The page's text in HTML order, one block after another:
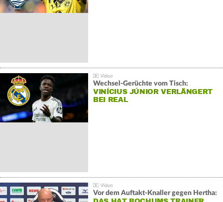
Wechsel-Gerüchte vom Tisch:
VINÍCIUS JÚNIOR VERLÄNGERT
BEI REAL
Vor dem Auftakt-Knaller gegen Hertha: